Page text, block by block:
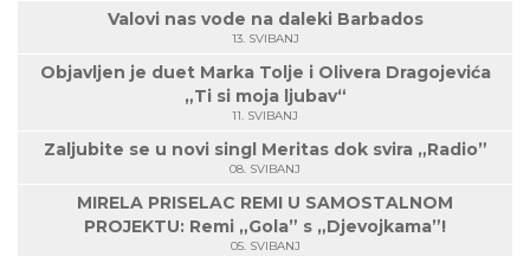
Valovi nas vode na daleki Barbados
13. SVIBANJ
Objavljen je duet Marka Tolje i Olivera Dragojevića
„Ti si moja ljubav“
11. SVIBANJ
Zaljubite se u novi singl Meritas dok svira „Radio”
08. SVIBANJ
MIRELA PRISELAC REMI U SAMOSTALNOM
PROJEKTU: Remi „Gola” s „Djevojkama”!
05. SVIBANJ